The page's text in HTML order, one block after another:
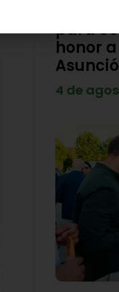
Viana
para
honor
4 de